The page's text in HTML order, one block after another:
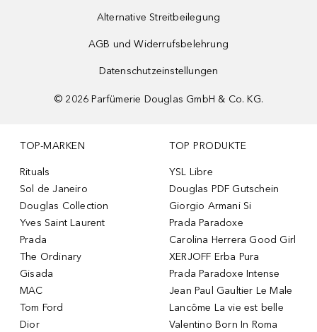
Alternative Streitbeilegung
AGB und Widerrufsbelehrung
Datenschutzeinstellungen
© 2026 Parfümerie Douglas GmbH & Co. KG.
TOP-MARKEN
Rituals
Sol de Janeiro
Douglas Collection
Yves Saint Laurent
Prada
The Ordinary
Gisada
MAC
Tom Ford
Dior
TOP PRODUKTE
YSL Libre
Douglas PDF Gutschein
Giorgio Armani Si
Prada Paradoxe
Carolina Herrera Good Girl
XERJOFF Erba Pura
Prada Paradoxe Intense
Jean Paul Gaultier Le Male
Lancôme La vie est belle
Valentino Born In Roma